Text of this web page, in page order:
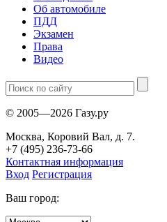
Об автомобиле
ПДД
Экзамен
Права
Видео
© 2005—2026 Газу.ру
Москва, Коровий Вал, д. 7.
+7 (495) 236-73-66
Контактная информация
Вход Регистрация
Ваш город: